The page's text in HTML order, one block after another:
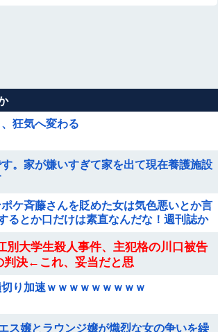
狂気へ変わる
。家が嫌いすぎて家を出て現在養護施設
ケ斉藤さんを貶めた女は気色悪いとか言
るとか口だけは素直なんだな！週刊誌か
別大学生殺人事件、主犯格の川口被告
判決←これ、妥当だと思
り加速ｗｗｗｗｗｗｗｗｗ
ス嬢とラウンジ嬢が熾烈な女の争いを繰